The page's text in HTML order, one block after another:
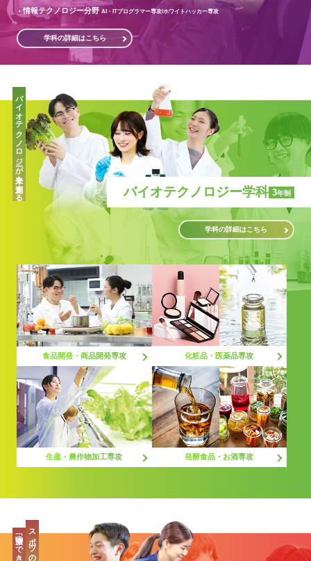
情報テクノロジー分野AI・ITプログラマー専攻/ホワイトハッカー専攻
学科の詳細はこちら
バイオテクノロジー学科 3年制
学科の詳細はこちら
バイオテクノロジーが未来を創造する
食品開発・商品開発専攻 化粧品・医薬品専攻
生産・農作物加工専攻 発酵食品・お酒専攻
スポーツの最先端、